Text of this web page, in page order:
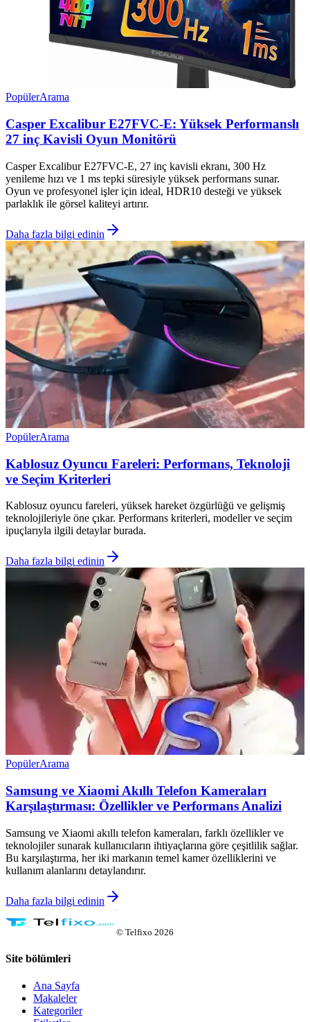
PopülerArama
Casper Excalibur E27FVC-E: Yüksek Performanslı
27 inç Kavisli Oyun Monitörü
Casper Excalibur E27FVC-E, 27 inç kavisli ekranı, 300 Hz
yenileme hızı ve 1 ms tepki süresiyle yüksek performans sunar.
Oyun ve profesyonel işler için ideal, HDR10 desteği ve yüksek
parlaklık ile görsel kaliteyi artırır.
Daha fazla bilgi edinin
PopülerArama
Kablosuz Oyuncu Fareleri: Performans, Teknoloji
ve Seçim Kriterleri
Kablosuz oyuncu fareleri, yüksek hareket özgürlüğü ve gelişmiş
teknolojileriyle öne çıkar. Performans kriterleri, modeller ve seçim
ipuçlarıyla ilgili detaylar burada.
Daha fazla bilgi edinin
PopülerArama
Samsung ve Xiaomi Akıllı Telefon Kameraları
Karşılaştırması: Özellikler ve Performans Analizi
Samsung ve Xiaomi akıllı telefon kameraları, farklı özellikler ve
teknolojiler sunarak kullanıcıların ihtiyaçlarına göre çeşitlilik sağlar.
Bu karşılaştırma, her iki markanın temel kamer özelliklerini ve
kullanım alanlarını detaylandırır.
Daha fazla bilgi edinin
© Telfixo 2026
Site bölümleri
Ana Sayfa
Makaleler
Kategoriler